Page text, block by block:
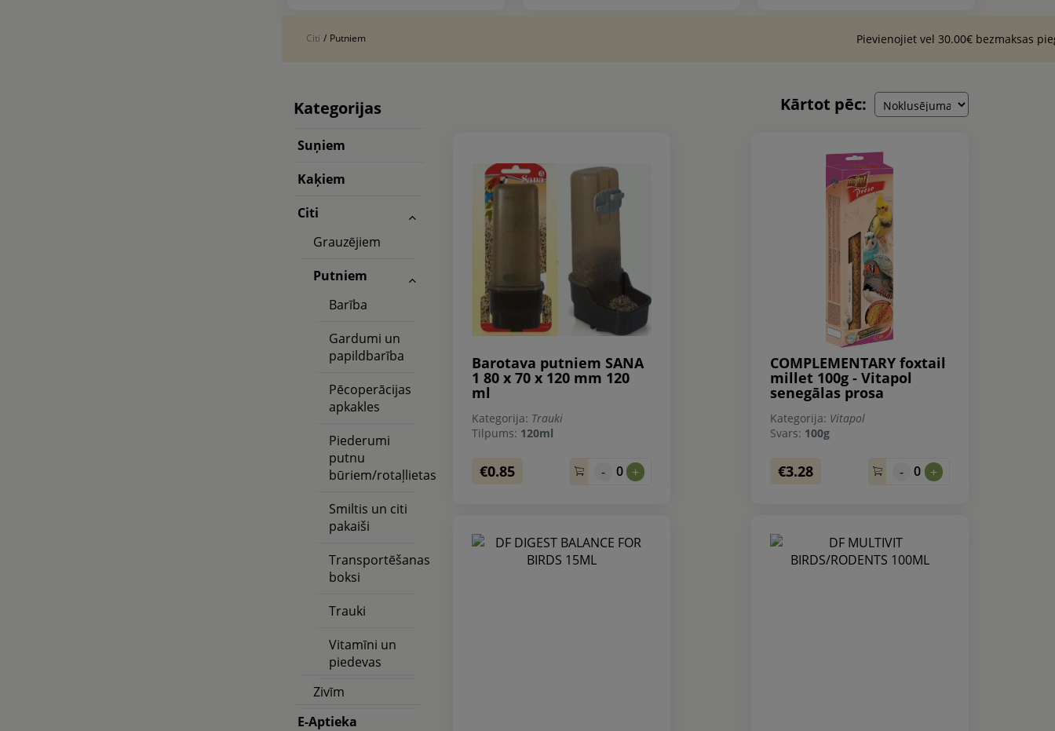
Pievienojiet vel 30.00€ bezmaksas
Citi / Putniem
Kārtot pēc:
Kategorijas
Suņiem
Kaķiem
Citi
Grauzējiem
Putniem
Barība
Gardumi un
papildbarība
Pēcoperācijas
apkakles
Piederumi
putnu
būriem/rotaļlietas
Smiltis un citi
pakaiši
Transportēšanas
boksi
Trauki
Vitamīni un
piedevas
Zivīm
E-Aptieka
Barotava putniem SANA
1 80 x 70 x 120 mm 120
ml
Kategorija: Trauki
Tilpums: 120ml
€0.85 - 0 +
COMPLEMENTARY foxtail
millet 100g - Vitapol
senegālas prosa
Kategorija: Vitapol
Svars: 100g
€3.28 - 0 +